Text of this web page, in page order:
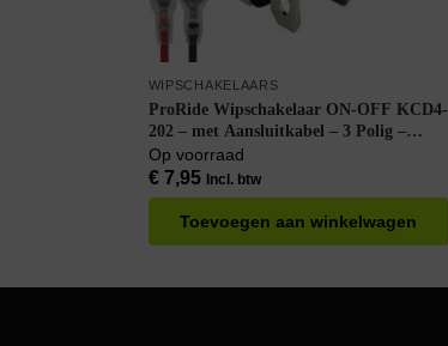
WIPSCHAKELAARS
ProRide Wipschakelaar ON-OFF KCD4-
202 – met Aansluitkabel – 3 Polig –
250V/16A – 30x22mm – Rood met
controlelampje
Op voorraad
€7,95 Incl. btw
Toevoegen aan winkelwagen